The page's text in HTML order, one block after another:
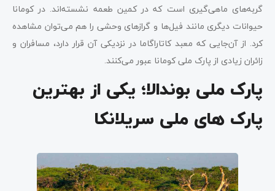
گربه‌های ماهی‌گیری است که در کمین طعمه نشسته‌اند. در کومانا
حیوانات دیگری مانند فیل‌ها و گرازهای وحشی را هم می‌توان مشاهده
کرد. از آن‌جایی که معبد کاتاراگاما در نزدیکی آن قرار دارد، مسافران و
زائران زیادی از پارک ملی کومانا عبور می‌کنند.
پارک ملی بوندالا؛ یکی از بهترین
پارک های ملی سریلانکا